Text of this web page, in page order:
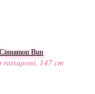
Bun
ratsuponi, 147 cm